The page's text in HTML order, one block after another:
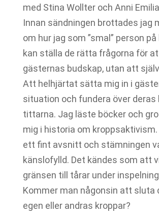
med Stina Wollter och Anni
Innan sändningen brottades jag
om hur jag som ”smal” person
kan ställa de rätta frågorna för
gästernas budskap, utan att själv
Att helhjärtat sätta mig in i
situation och fundera över deras
tittarna. Jag läste böcker och
mig i historia om kroppsaktivism.
ett fint avsnitt och stämningen
känslofylld. Det kändes som att
gränsen till tårar under
Kommer man någonsin att sluta
egen eller andras kroppar?